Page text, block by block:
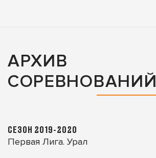
АРХИВ
СОРЕВНОВАНИЙ
СЕЗОН 2019-2020
Первая Лига. Урал